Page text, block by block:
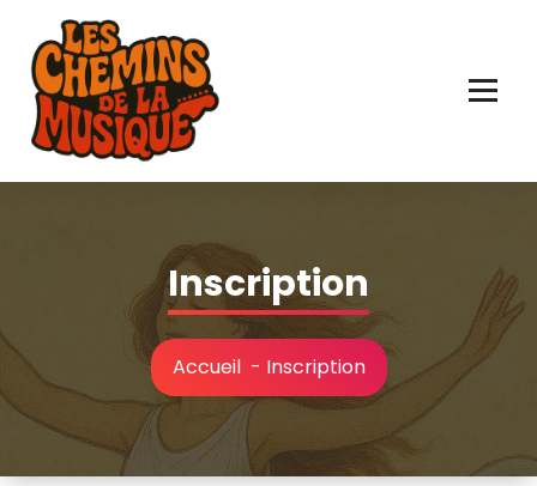
contenu
Inscription
Accueil- Inscription